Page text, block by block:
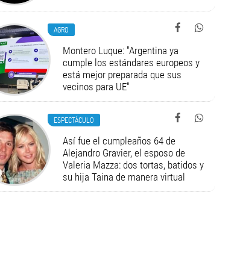
AGRO
Montero Luque: "Argentina ya
cumple los estándares europeos y
está mejor preparada que sus
vecinos para UE"
ESPECTÁCULO
Así fue el cumpleaños 64 de
Alejandro Gravier, el esposo de
Valeria Mazza: dos tortas, batidos y
su hija Taina de manera virtual